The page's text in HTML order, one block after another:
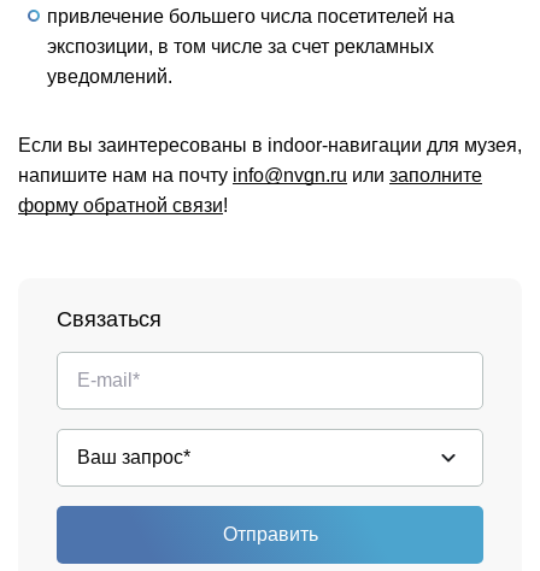
привлечение большего числа посетителей на
экспозиции, в том числе за счет рекламных
уведомлений.
Если вы заинтересованы в indoor-навигации для музея,
напишите нам на почту info@nvgn.ru или заполните
форму обратной связи!
Связаться
Отправить